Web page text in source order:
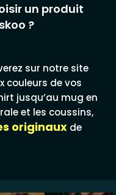
un produit
?
sur notre site
couleurs de vos
jusqu’au mug en
et les coussins,
originaux de